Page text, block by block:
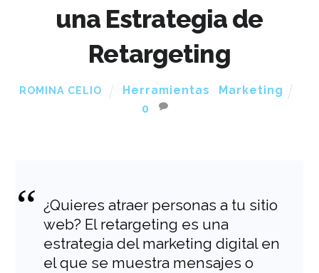
una Estrategia de
Retargeting
ROMINA CELIO Herramientas
Marketing
0
¿Quieres atraer personas a tu sitio
web? El retargeting es una
estrategia del marketing digital en
el que se muestra mensajes o